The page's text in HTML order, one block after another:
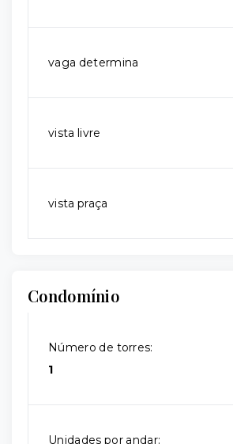
vaga determina
vista livre
vista praça
Condomínio
Número de torres:
1
Unidades por andar: